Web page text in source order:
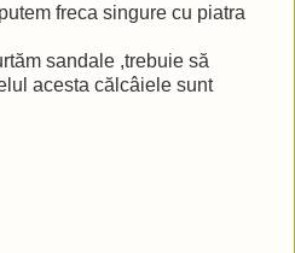
freca singure cu piatra
sandale ,trebuie să
acesta călcâiele sunt